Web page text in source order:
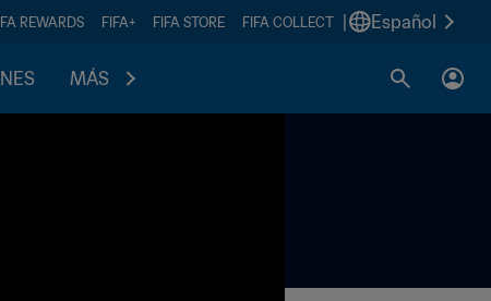
REWARDS FIFA+ FIFA STORE FIFA COLLECT Español
MÁS